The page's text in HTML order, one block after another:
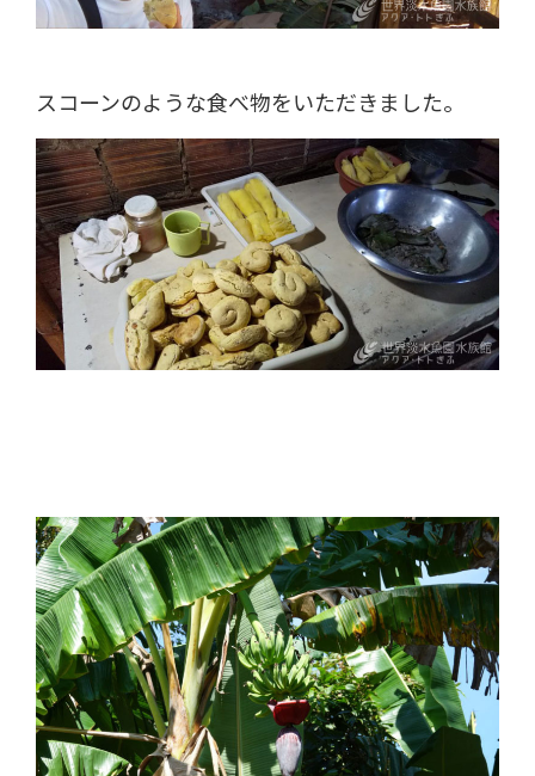
スコーンのような食べ物をいただきました。